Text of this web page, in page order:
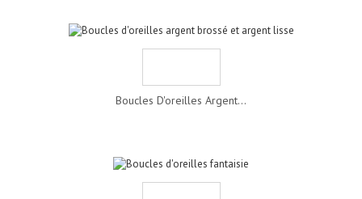
Boucles D'oreilles Argent...